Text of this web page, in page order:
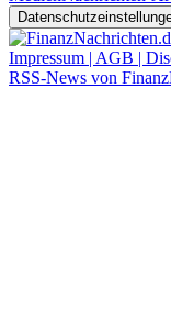
Impressum | AGB |
RSS-News von